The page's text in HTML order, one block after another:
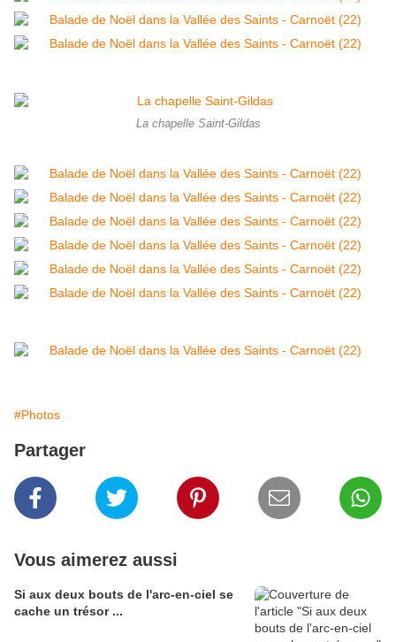
La chapelle Saint-Gildas
#Photos
Partager
Vous aimerez aussi
Si aux deux bouts de l'arc-en-ciel se
cache un trésor ...